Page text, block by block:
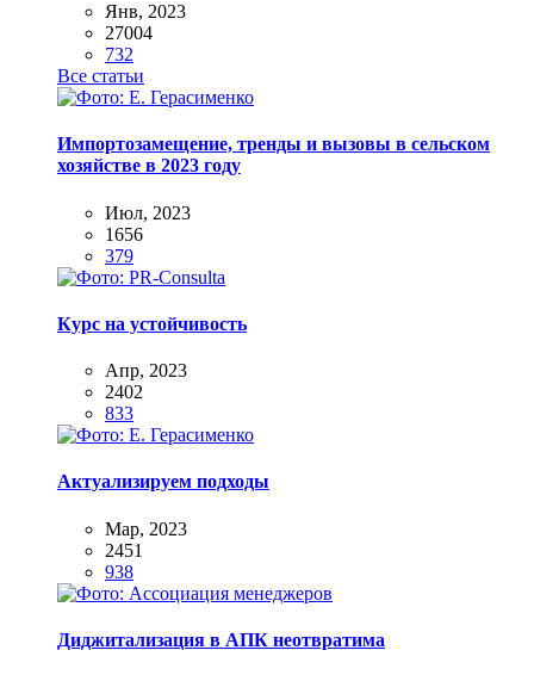
Янв, 2023
27004
732
Все статьи
Импортозамещение, тренды и вызовы в сельском
хозяйстве в 2023 году
Июл, 2023
1656
379
Курс на устойчивость
Апр, 2023
2402
833
Актуализируем подходы
Мар, 2023
2451
938
Диджитализация в АПК неотвратима